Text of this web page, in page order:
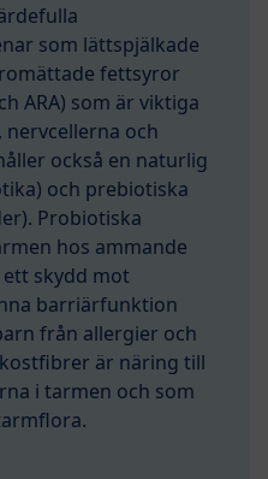
som lättspjälkade
fettsyror
ARA) som är viktiga
och
också en naturlig
och prebiotiska
Probiotiska
hos ammande
skydd mot
barriärfunktion
från allergier och
är näring till
i tarmen och som